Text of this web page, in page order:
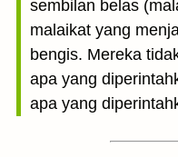
sembilan belas
malaikat yang
bengis. Mereka
apa yang
apa yang